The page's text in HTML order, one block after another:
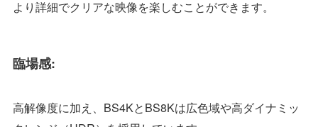
より詳細でクリアな映像を楽しむことができます。
臨場感:
高解像度に加え、BS4KとBS8Kは広色域や高ダイナミッ